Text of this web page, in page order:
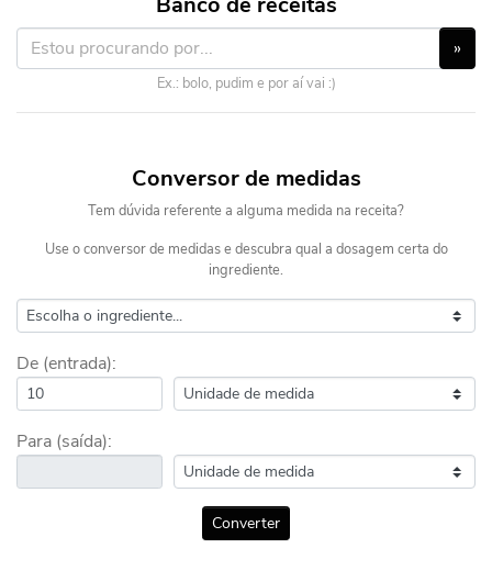
»
Ex.: bolo, pudim e por aí vai :)
Conversor de medidas
Tem dúvida referente a alguma medida na receita?
Use o conversor de medidas e descubra qual a dosagem certa do
ingrediente.
De (entrada):
Para (saída):
Converter